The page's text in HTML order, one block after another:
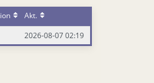
Akt.
2026-08-07 02:19